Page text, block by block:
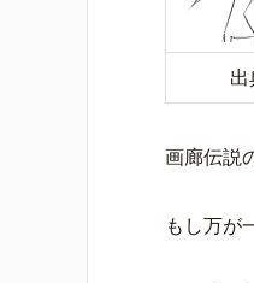
画廊伝説
もし万が